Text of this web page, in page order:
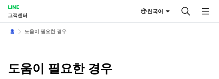
LINE
고객센터
한국어
홈 도움이 필요한 경우
도움이 필요한 경우